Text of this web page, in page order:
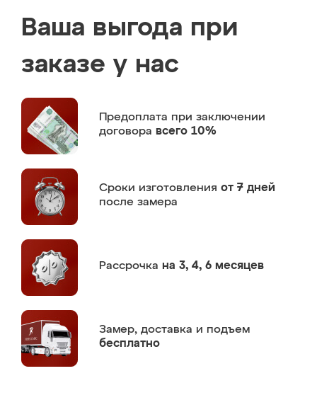
Ваша выгода при
заказе у нас
Предоплата при заключении
договора всего 10%
Сроки изготовления от 7 дней
после замера
Рассрочка на 3, 4, 6 месяцев
Замер, доставка и подъем
бесплатно